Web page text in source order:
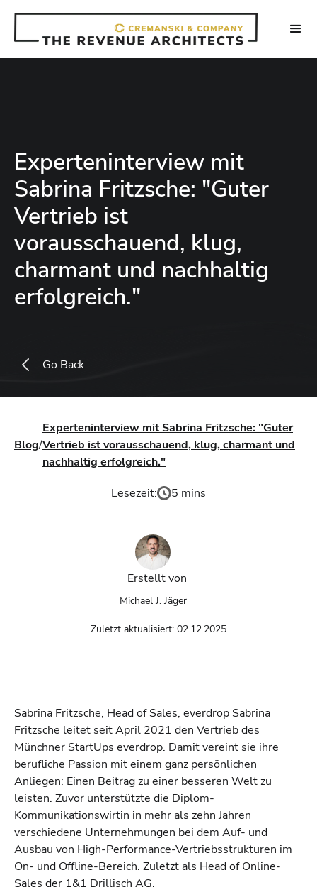
Experteninterview mit
Sabrina Fritzsche: "Guter
Vertrieb ist
vorausschauend, klug,
charmant und nachhaltig
erfolgreich."
Go Back
Blog/
Experteninterview mit Sabrina Fritzsche: "Guter
Vertrieb ist vorausschauend, klug, charmant und
nachhaltig erfolgreich."
Lesezeit:
5 mins
Erstellt von
Michael J. Jäger
Zuletzt aktualisiert: 02.12.2025
Sabrina Fritzsche, Head of Sales, everdrop Sabrina
Fritzsche leitet seit April 2021 den Vertrieb des
Münchner StartUps everdrop. Damit vereint sie ihre
berufliche Passion mit einem ganz persönlichen
Anliegen: Einen Beitrag zu einer besseren Welt zu
leisten. Zuvor unterstützte die Diplom-
Kommunikationswirtin in mehr als zehn Jahren
verschiedene Unternehmungen bei dem Auf- und
Ausbau von High-Performance-Vertriebsstrukturen im
On- und Offline-Bereich. Zuletzt als Head of Online-
Sales der 1&1 Drillisch AG.